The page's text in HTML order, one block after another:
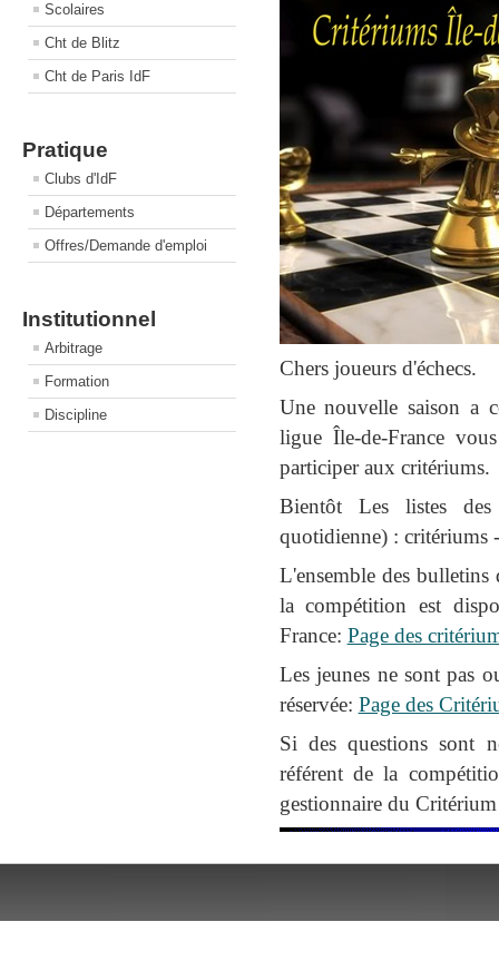
Scolaires
Cht de Blitz
Cht de Paris IdF
Pratique
Clubs d'IdF
Départements
Offres/Demande d'emploi
Institutionnel
Arbitrage
Formation
Discipline
Chers joueurs d'échecs.
Une nouvelle saison a
ligue Île-de-France
participer aux critériums.
Bientôt Les listes
quotidienne) : critériums
L'ensemble des
la compétition est
France: Page des
Les jeunes ne sont pas
réservée: Page des
Si des questions sont
référent de la
gestionnaire du